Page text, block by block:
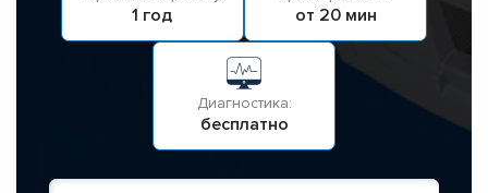
1 год от 20 мин
Диагностика:
бесплатно